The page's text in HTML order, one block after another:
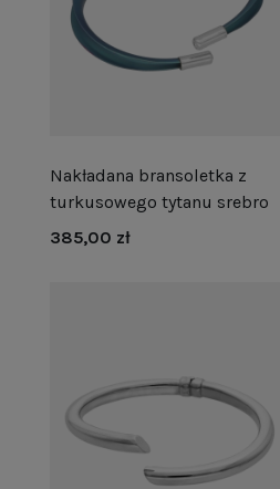
Nakładana bransoletka z
turkusowego tytanu srebro
385,00 zł